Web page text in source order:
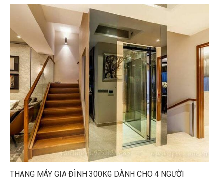
THANG MÁY GIA ĐÌNH 300KG DÀNH CHO 4 NGƯỜI